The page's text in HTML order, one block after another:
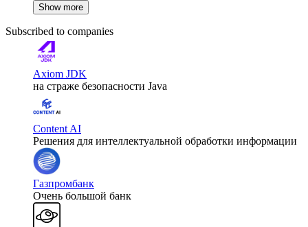
Show more
Subscribed to companies
Axiom JDK
на страже безопасности Java
Content AI
Решения для интеллектуальной обработки информации
Газпромбанк
Очень большой банк